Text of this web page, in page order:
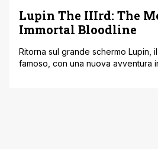
Lupin The IIIrd: The
Immortal Bloodline
Ritorna sul grande schermo Lupin,
famoso, con una nuova avventura